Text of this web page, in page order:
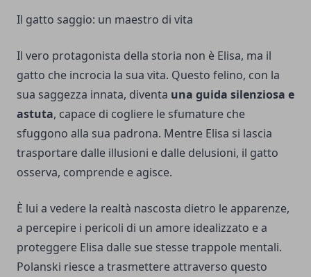
Il gatto saggio: un maestro di vita
Il vero protagonista della storia non è Elisa, ma il
gatto che incrocia la sua vita. Questo felino, con la
sua saggezza innata, diventa una guida silenziosa e
astuta, capace di cogliere le sfumature che
sfuggono alla sua padrona. Mentre Elisa si lascia
trasportare dalle illusioni e dalle delusioni, il gatto
osserva, comprende e agisce.
È lui a vedere la realtà nascosta dietro le apparenze,
a percepire i pericoli di un amore idealizzato e a
proteggere Elisa dalle sue stesse trappole mentali.
Polanski riesce a trasmettere attraverso questo